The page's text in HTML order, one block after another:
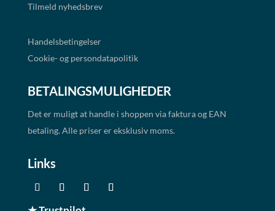
Tilmeld nyhedsbrev
Handelsbetingelser
Cookie- og persondatapolitik
BETALINGSMULIGHEDER
Det er muligt at handle i shoppen via faktura og EAN
betaling. Alle priser er eksklusiv moms.
Links